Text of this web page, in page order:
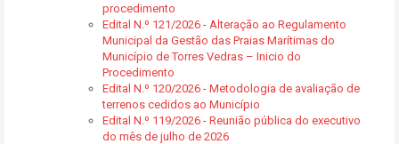
procedimento
Edital N.º 121/2026 - Alteração ao Regulamento
Municipal da Gestão das Praias Marítimas do
Município de Torres Vedras – Inicio do
Procedimento
Edital N.º 120/2026 - Metodologia de avaliação de
terrenos cedidos ao Município
Edital N.º 119/2026 - Reunião pública do executivo
do mês de julho de 2026